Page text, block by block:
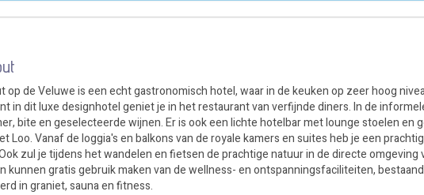
op de Veluwe is een echt gastronomisch hotel, waar in de keuken op zeer hoog
in dit luxe designhotel geniet je in het restaurant van verfijnde diners. In de
bite en geselecteerde wijnen. Er is ook een lichte hotelbar met lounge stoelen en
Loo. Vanaf de loggia's en balkons van de royale kamers en suites heb je een
zul je tijdens het wandelen en fietsen de prachtige natuur in de directe omgeving
kunnen gratis gebruik maken van de wellness- en ontspanningsfaciliteiten,
in graniet, sauna en fitness.